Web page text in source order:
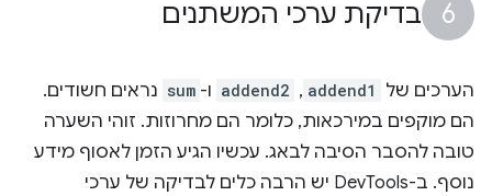
בדיקת ערכי המשתנים
הערכים של addend1
,‏
addend2 ו- sum נראים חשודים.
הם מוקפים במירכאות, כלומר הם מחרוזות. זוהי השערה
טובה להסבר הסיבה לבאג. עכשיו הגיע הזמן לאסוף מידע
נוסף. ב-DevTools יש הרבה כלים לבדיקה של ערכי